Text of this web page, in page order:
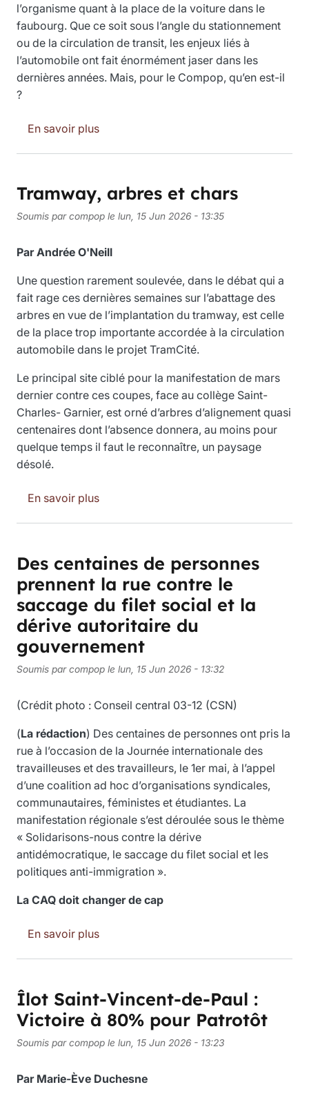
l’organisme quant à la place de la voiture dans le
faubourg. Que ce soit sous l’angle du stationnement
ou de la circulation de transit, les enjeux liés à
l’automobile ont fait énormément jaser dans les
dernières années. Mais, pour le Compop, qu’en est-il
?
En savoir plussur Une soirée de réflexion pour rêver
Tramway, arbres et chars
Soumis parcompop le lun, 15 Jun 2026 - 13:35
Par Andrée O'Neill
Une question rarement soulevée, dans le débat qui a
fait rage ces dernières semaines sur l’abattage des
arbres en vue de l’implantation du tramway, est celle
de la place trop importante accordée à la circulation
automobile dans le projet TramCité.
Le principal site ciblé pour la manifestation de mars
dernier contre ces coupes, face au collège Saint-
Charles- Garnier, est orné d’arbres d’alignement quasi
centenaires dont l’absence donnera, au moins pour
quelque temps il faut le reconnaître, un paysage
désolé.
En savoir plussur Tramway, arbres et chars
Des centaines de personnes
prennent la rue contre le
saccage du filet social et la
dérive autoritaire du
gouvernement
Soumis parcompop le lun, 15 Jun 2026 - 13:32
(Crédit photo : Conseil central 03-12 (CSN)
(La rédaction) Des centaines de personnes ont pris la
rue à l’occasion de la Journée internationale des
travailleuses et des travailleurs, le 1er mai, à l’appel
d’une coalition ad hoc d’organisations syndicales,
communautaires, féministes et étudiantes. La
manifestation régionale s’est déroulée sous le thème
« Solidarisons-nous contre la dérive
antidémocratique, le saccage du filet social et les
politiques anti-immigration ».
La CAQ doit changer de cap
En savoir plussur Des centaines de personnes
Îlot Saint-Vincent-de-Paul :
Victoire à 80% pour Patrotôt
Soumis parcompop le lun, 15 Jun 2026 - 13:23
Par Marie-Ève Duchesne